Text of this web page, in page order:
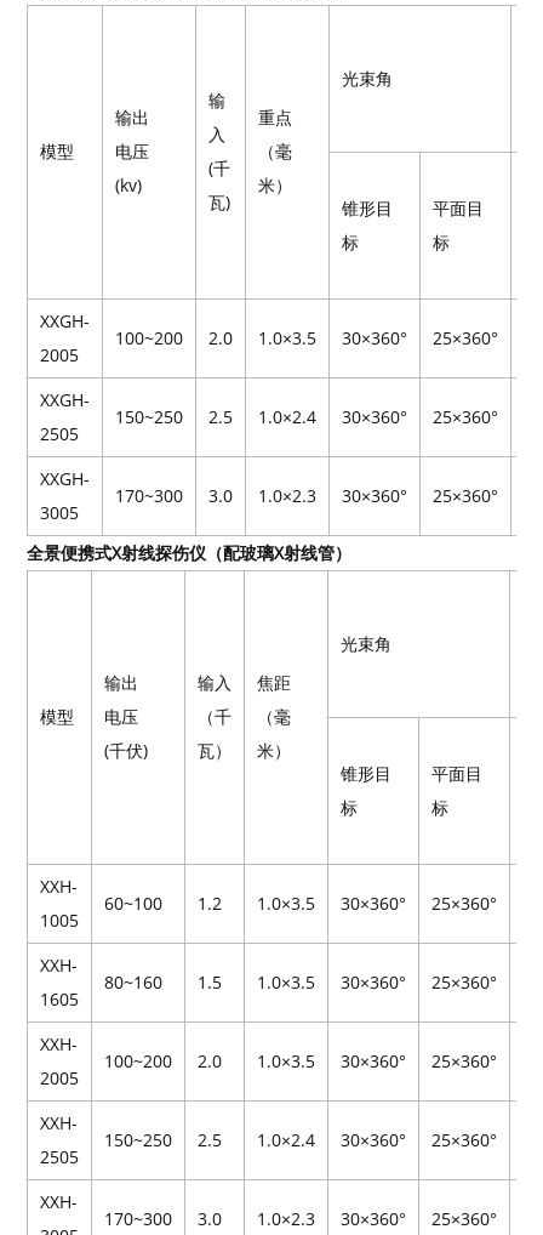
模型
输出
电压
(kv)
输
入
(千
瓦)
重点
（毫
米）
光束角
锥形目
标
平面目
标
XXGH-
2005
100~200 2.0 1.0×3.5 30×360° 25×360°
XXGH-
2505
150~250 2.5 1.0×2.4 30×360° 25×360°
XXGH-
3005
170~300 3.0 1.0×2.3 30×360° 25×360°
全景便携式X射线探伤仪（配玻璃X射线管）
模型
输出
电压
(千伏)
输入
（千
瓦）
焦距
（毫
米）
光束角
锥形目
标
平面目
标
XXH-
1005
60~100 1.2 1.0×3.5 30×360° 25×360°
XXH-
1605
80~160 1.5 1.0×3.5 30×360° 25×360°
XXH-
2005
100~200 2.0 1.0×3.5 30×360° 25×360°
XXH-
2505
150~250 2.5 1.0×2.4 30×360° 25×360°
XXH-
170~300 3.0 1.0×2.3 30×360° 25×360°